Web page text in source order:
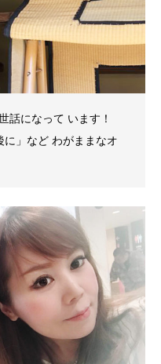
話になって います！
に」など わがままなオ